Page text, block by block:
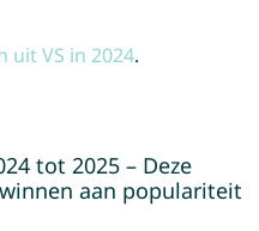
uit VS in 2024.
tot 2025 – Deze
aan populariteit